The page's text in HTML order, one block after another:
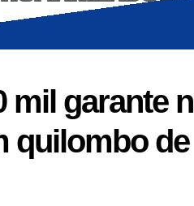
mil garante
quilombo de